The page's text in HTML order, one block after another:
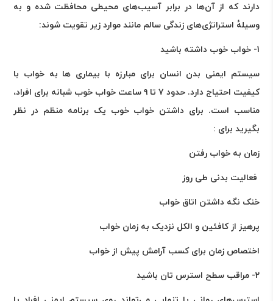
دارند که از آن‌ها در برابر آسیب‌های محیطی محافظت شده و به
وسیلهٔ استراتژی‌های زندگی سالم مانند موارد زیر تقویت شوند:
1- خواب خوب داشته باشید
سیستم ایمنی بدن انسان برای مبارزه با بیماری ها به خواب با
کیفیت احتیاج دارد. حدود ۷ تا ۹ ساعت خواب خوب شبانه برای افراد،
مناسب است. برای داشتن خواب خوب یک برنامه منظم در نظر
بگیرید برای :
زمان به خواب رفتن
فعالیت بدنی طی روز
خنک نگه داشتن اتاق خواب
پرهیز از کافئین و الکل نزدیک به زمان خواب
اختصاص زمان برای کسب آرامش پیش از خواب
2- مراقب سطح استرس تان باشید